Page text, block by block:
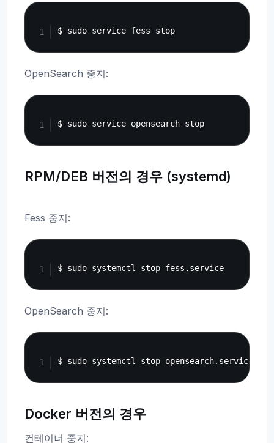
OpenSearch 중지:
RPM/DEB 버전의 경우 (systemd)
Fess 중지:
OpenSearch 중지:
Docker 버전의 경우
컨테이너 중지: